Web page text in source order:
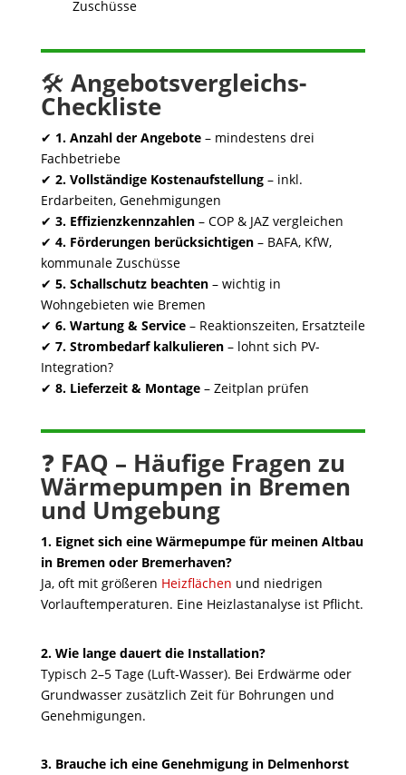
Zuschüsse
🛠 Angebotsvergleichs-
Checkliste
✔ 1. Anzahl der Angebote– mindestens drei
Fachbetriebe
✔ 2. Vollständige Kostenaufstellung– inkl.
Erdarbeiten, Genehmigungen
✔ 3. Effizienzkennzahlen– COP & JAZ vergleichen
✔ 4. Förderungen berücksichtigen– BAFA, KfW,
kommunale Zuschüsse
✔ 5. Schallschutz beachten– wichtig in
Wohngebieten wie Bremen
✔ 6. Wartung & Service– Reaktionszeiten, Ersatzteile
✔ 7. Strombedarf kalkulieren– lohnt sich PV-
Integration?
✔ 8. Lieferzeit & Montage– Zeitplan prüfen
❓ FAQ – Häufige Fragen zu
Wärmepumpen in Bremen
und Umgebung
1. Eignet sich eine Wärmepumpe für meinen Altbau
in Bremen oder Bremerhaven?
Ja, oft mit größeren Heizflächen und niedrigen
Vorlauftemperaturen. Eine Heizlastanalyse ist Pflicht.
2. Wie lange dauert die Installation?
Typisch 2–5 Tage (Luft-Wasser). Bei Erdwärme oder
Grundwasser zusätzlich Zeit für Bohrungen und
Genehmigungen.
3. Brauche ich eine Genehmigung in Delmenhorst